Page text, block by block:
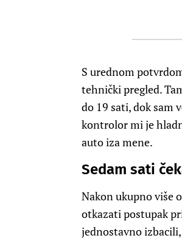
S urednom
tehnički pregled.
do 19 sati, dok sam
kontrolor mi je
auto iza mene.
Sedam sati
Nakon ukupno više
otkazati postupak
jednostavno